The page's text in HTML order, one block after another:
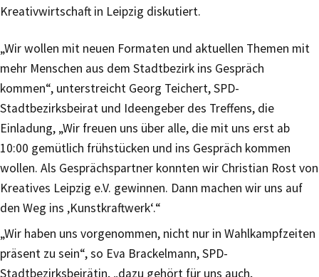
Kreativwirtschaft in Leipzig diskutiert.
„Wir wollen mit neuen Formaten und aktuellen Themen mit
mehr Menschen aus dem Stadtbezirk ins Gespräch
kommen“, unterstreicht Georg Teichert, SPD-
Stadtbezirksbeirat und Ideengeber des Treffens, die
Einladung, „Wir freuen uns über alle, die mit uns erst ab
10:00 gemütlich frühstücken und ins Gespräch kommen
wollen. Als Gesprächspartner konnten wir Christian Rost von
Kreatives Leipzig e.V. gewinnen. Dann machen wir uns auf
den Weg ins ‚Kunstkraftwerk‘.“
„Wir haben uns vorgenommen, nicht nur in Wahlkampfzeiten
präsent zu sein“, so Eva Brackelmann, SPD-
Stadtbezirksbeirätin, „dazu gehört für uns auch,